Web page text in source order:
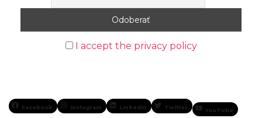
I accept the privacy policy
Facebook Instagram LinkedIn Twitter YouTube